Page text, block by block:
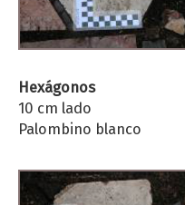
Hexágonos
10 cm lado
Palombino blanco